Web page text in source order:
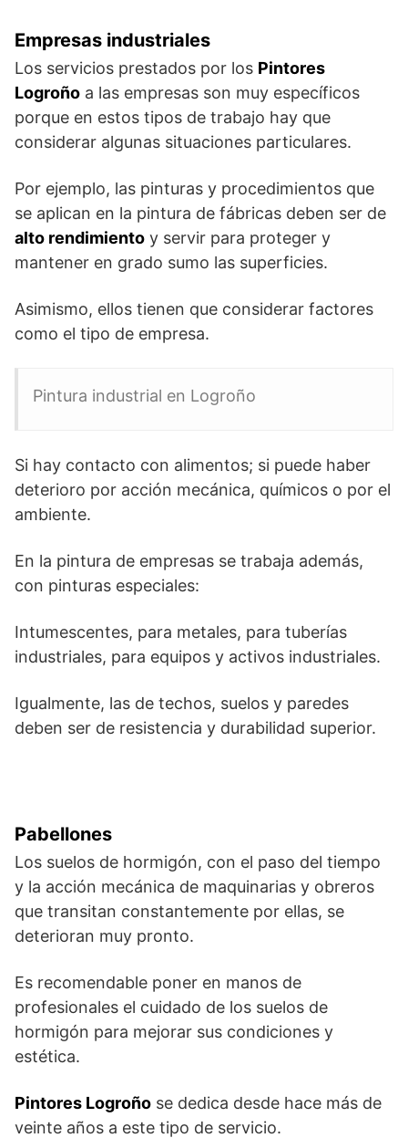
Empresas industriales
Los servicios prestados por los Pintores
Logroño a las empresas son muy específicos
porque en estos tipos de trabajo hay que
considerar algunas situaciones particulares.
Por ejemplo, las pinturas y procedimientos que
se aplican en la pintura de fábricas deben ser de
alto rendimiento y servir para proteger y
mantener en grado sumo las superficies.
Asimismo, ellos tienen que considerar factores
como el tipo de empresa.
Pintura industrial en Logroño
Si hay contacto con alimentos; si puede haber
deterioro por acción mecánica, químicos o por el
ambiente.
En la pintura de empresas se trabaja además,
con pinturas especiales:
Intumescentes, para metales, para tuberías
industriales, para equipos y activos industriales.
Igualmente, las de techos, suelos y paredes
deben ser de resistencia y durabilidad superior.
Pabellones
Los suelos de hormigón, con el paso del tiempo
y la acción mecánica de maquinarias y obreros
que transitan constantemente por ellas, se
deterioran muy pronto.
Es recomendable poner en manos de
profesionales el cuidado de los suelos de
hormigón para mejorar sus condiciones y
estética.
Pintores Logroño se dedica desde hace más de
veinte años a este tipo de servicio.